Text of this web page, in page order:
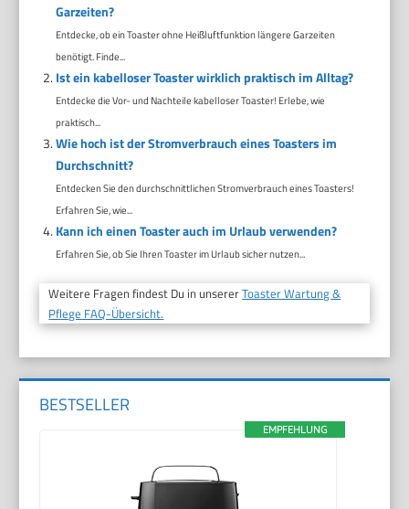
Garzeiten?
Entdecke, ob ein Toaster ohne Heißluftfunktion längere Garzeiten
benötigt. Finde...
Ist ein kabelloser Toaster wirklich praktisch im Alltag?
Entdecke die Vor- und Nachteile kabelloser Toaster! Erlebe, wie
praktisch...
Wie hoch ist der Stromverbrauch eines Toasters im
Durchschnitt?
Entdecken Sie den durchschnittlichen Stromverbrauch eines Toasters!
Erfahren Sie, wie...
Kann ich einen Toaster auch im Urlaub verwenden?
Erfahren Sie, ob Sie Ihren Toaster im Urlaub sicher nutzen...
Weitere Fragen findest Du in unsererToaster Wartung &
Pflege FAQ-Übersicht.
BESTSELLER
EMPFEHLUNG